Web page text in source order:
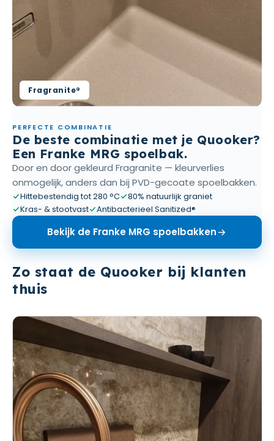
Fragranite®
PERFECTE COMBINATIE
De beste combinatie met je Quooker?
Een Franke MRG spoelbak.
Door en door gekleurd Fragranite — kleurverlies
onmogelijk, anders dan bij PVD-gecoate spoelbakken.
Hittebestendig tot 280 °C
80% natuurlijk graniet
Kras- & stootvast
Antibacterieel Sanitized®
Bekijk de Franke MRG spoelbakken
Zo staat de Quooker bij klanten
thuis